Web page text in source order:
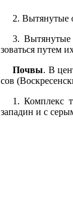
2. Вытянутые
3. Вытянутые
зоваться путем
Почвы. В
сов
1. Комплекс
западин и с